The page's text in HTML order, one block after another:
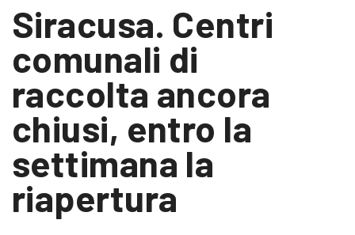
Siracusa. Centri
comunali di
raccolta ancora
chiusi, entro la
settimana la
riapertura